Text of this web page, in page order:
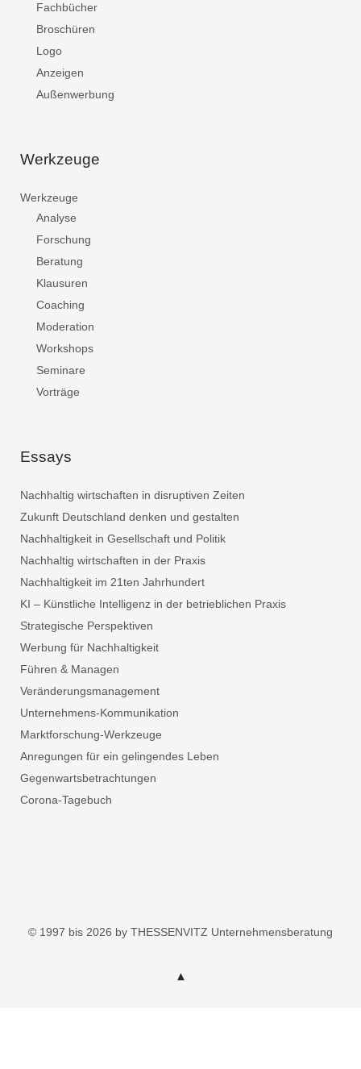
Fachbücher
Broschüren
Logo
Anzeigen
Außenwerbung
Werkzeuge
Werkzeuge
Analyse
Forschung
Beratung
Klausuren
Coaching
Moderation
Workshops
Seminare
Vorträge
Essays
Nachhaltig wirtschaften in disruptiven Zeiten
Zukunft Deutschland denken und gestalten
Nachhaltigkeit in Gesellschaft und Politik
Nachhaltig wirtschaften in der Praxis
Nachhaltigkeit im 21ten Jahrhundert
KI – Künstliche Intelligenz in der betrieblichen Praxis
Strategische Perspektiven
Werbung für Nachhaltigkeit
Führen & Managen
Veränderungsmanagement
Unternehmens-Kommunikation
Marktforschung-Werkzeuge
Anregungen für ein gelingendes Leben
Gegenwartsbetrachtungen
Corona-Tagebuch
© 1997 bis 2026 by THESSENVITZ Unternehmensberatung